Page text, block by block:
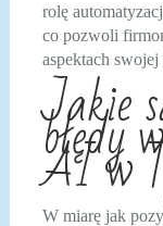
rolę
co pozwoli
aspektach swojej
Jakie
błędy
AI w
W miarę jak